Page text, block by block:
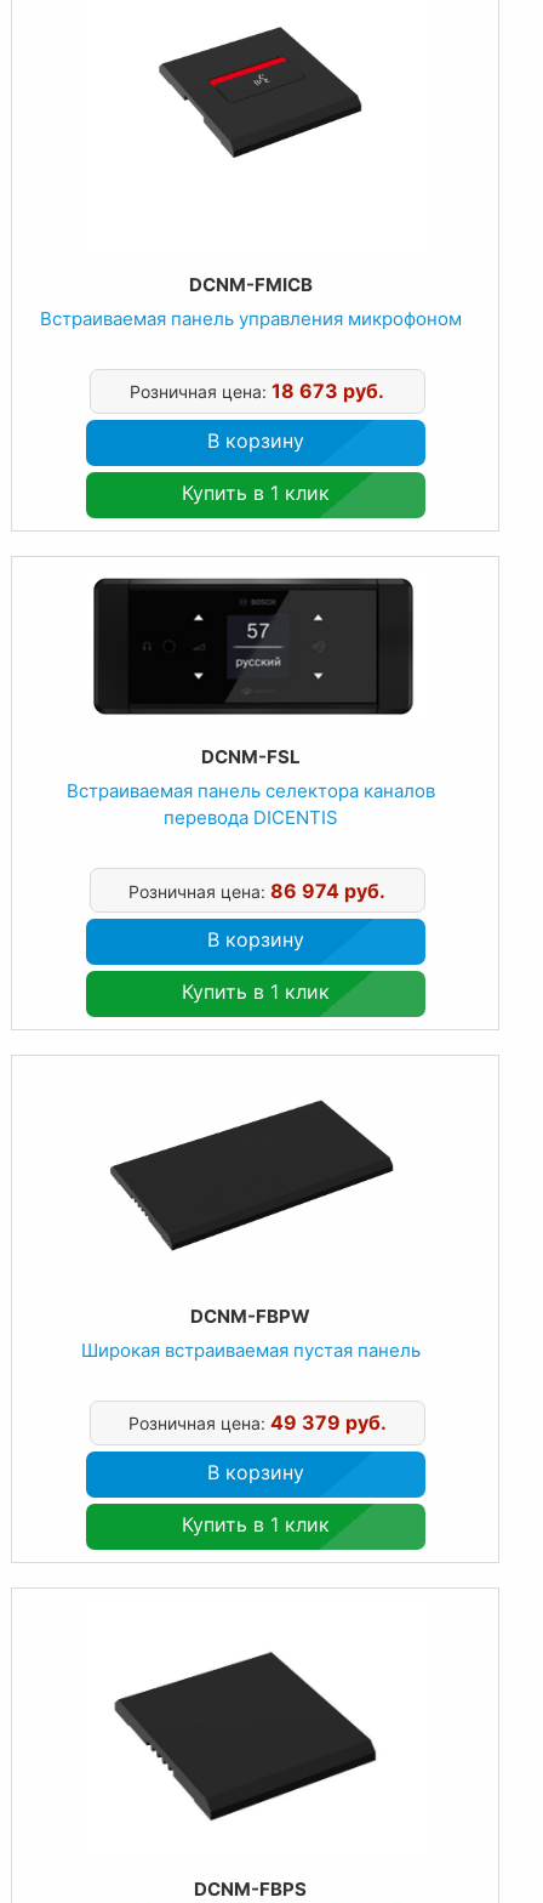
DCNM-FMICB
Встраиваемая панель управления микрофоном
Розничная цена:18 673 руб.
В корзину
Купить в 1 клик
DCNM-FSL
Встраиваемая панель селектора каналов
перевода DICENTIS
Розничная цена:86 974 руб.
В корзину
Купить в 1 клик
DCNM-FBPW
Широкая встраиваемая пустая панель
Розничная цена: 49 379 руб.
В корзину
Купить в 1 клик
DCNM-FBPS